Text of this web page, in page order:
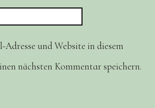
Adresse und Website in diesem
nächsten Kommentar speichern.